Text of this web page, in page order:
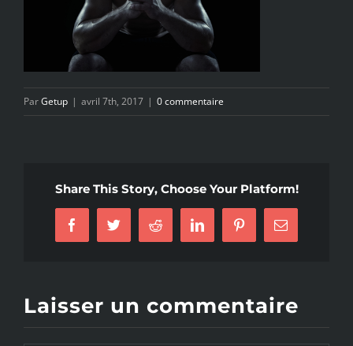
ParGetup | avril 7th, 2017 | 0 commentaire
Share This Story, Choose Your Platform!
FacebookTwitterReddit LinkedInPinterestEmail
Laisser un commentaire